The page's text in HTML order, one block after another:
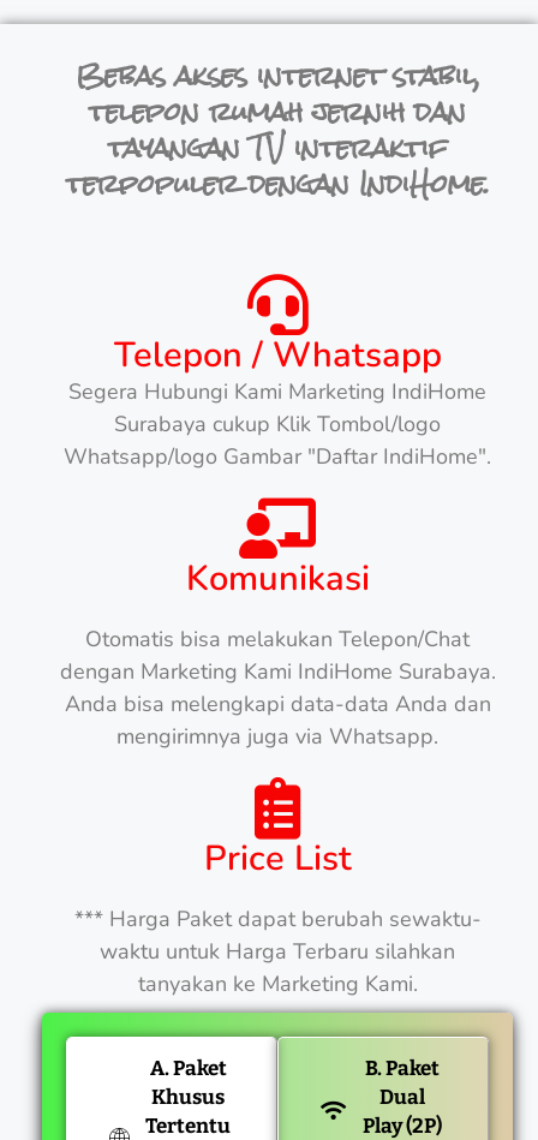
Bebas akses internet stabil,
telepon rumah jernih dan
tayangan TV interaktif
terpopuler dengan IndiHome.
Telepon / Whatsapp
Segera Hubungi Kami Marketing IndiHome
Surabaya cukup Klik Tombol/logo
Whatsapp/logo Gambar "Daftar IndiHome".
Komunikasi
Otomatis bisa melakukan Telepon/Chat
dengan Marketing Kami IndiHome Surabaya.
Anda bisa melengkapi data-data Anda dan
mengirimnya juga via Whatsapp.
Price List
*** Harga Paket dapat berubah sewaktu-
waktu untuk Harga Terbaru silahkan
tanyakan ke Marketing Kami.
A. Paket
Khusus
Tertentu
B. Paket
Dual
Play (2P)